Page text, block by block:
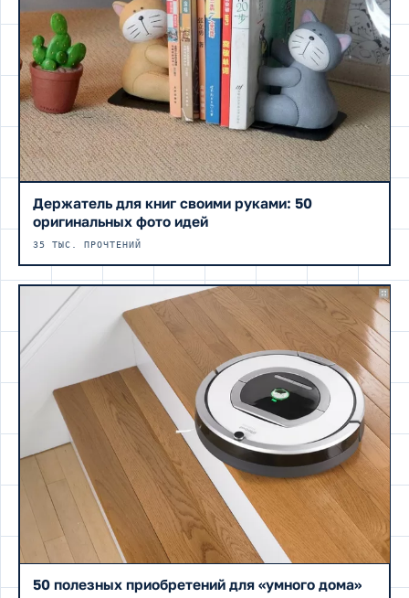
Держатель для книг своими руками: 50
оригинальных фото идей
35 ТЫС. ПРОЧТЕНИЙ
50 полезных приобретений для «умного дома»